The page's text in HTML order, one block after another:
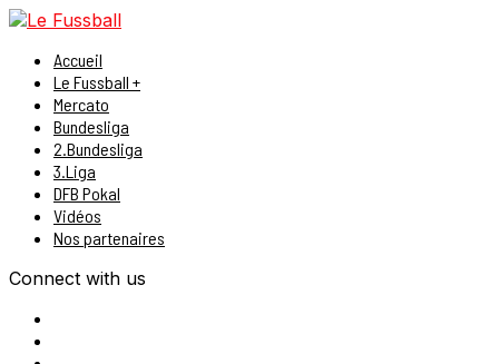
Accueil
Le Fussball +
Mercato
Bundesliga
2.Bundesliga
3.Liga
DFB Pokal
Vidéos
Nos partenaires
Connect with us